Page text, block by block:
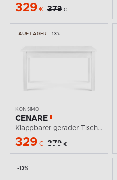
329 € 379 €
AUF LAGER -13%
KONSIMO
CENARE
Klappbarer gerader Tisch 140 x 80 cm weiß
329 € 379 €
-13%